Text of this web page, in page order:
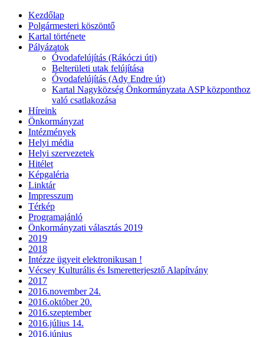
Kezdőlap
Polgármesteri köszöntő
Kartal története
Pályázatok
Óvodafelújítás (Rákóczi úti)
Belterületi utak felújítása
Óvodafelújítás (Ady Endre út)
Kartal Nagyközség Önkormányzata ASP központhoz
való csatlakozása
Híreink
Önkormányzat
Intézmények
Helyi média
Helyi szervezetek
Hitélet
Képgaléria
Linktár
Impresszum
Térkép
Programajánló
Önkormányzati választás 2019
2019
2018
Intézze ügyeit elektronikusan !
Vécsey Kulturális és Ismeretterjesztő Alapítvány
2017
2016.november 24.
2016.október 20.
2016.szeptember
2016.július 14.
2016.június